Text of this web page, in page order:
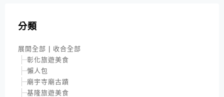
分類
展開全部 | 收合全部
彰化旅遊美食
懶人包
廟宇寺廟古蹟
基隆旅遊美食